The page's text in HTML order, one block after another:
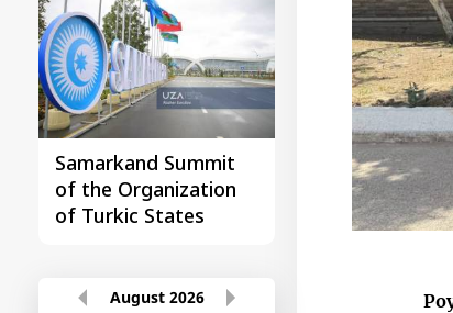
Samarkand Summit
of the Organization
of Turkic States
First Central
China Summit
August 2026